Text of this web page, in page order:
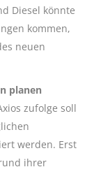
Diesel könnte
kommen,
neuen
planen
zufolge soll
werden. Erst
ihrer